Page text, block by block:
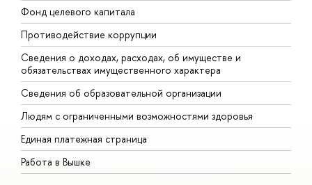
Фонд целевого капитала
Противодействие коррупции
Сведения о доходах, расходах, об имуществе и
обязательствах имущественного характера
Сведения об образовательной организации
Людям с ограниченными возможностями здоровья
Единая платежная страница
Работа в Вышке